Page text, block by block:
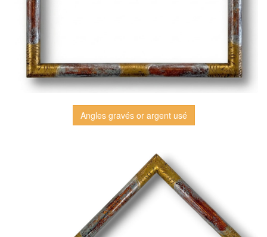
Angles gravés or argent usé